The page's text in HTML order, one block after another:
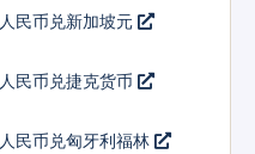
人民币兑新加坡元
人民币兑捷克货币
人民币兑匈牙利福林